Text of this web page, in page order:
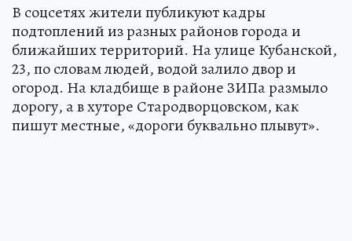
В соцсетях жители публикуют кадры
подтоплений из разных районов города и
ближайших территорий. На улице Кубанской,
23, по словам людей, водой залило двор и
огород. На кладбище в районе ЗИПа размыло
дорогу, а в хуторе Стародворцовском, как
пишут местные, «дороги буквально плывут».